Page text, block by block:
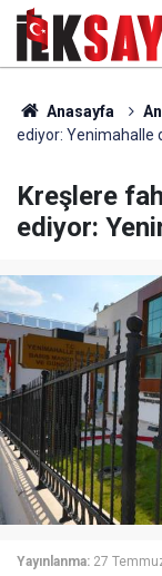
Anasayfa
ediyor: Yenimahalle
Kreşlere
ediyor:
Yayınlanma: 27